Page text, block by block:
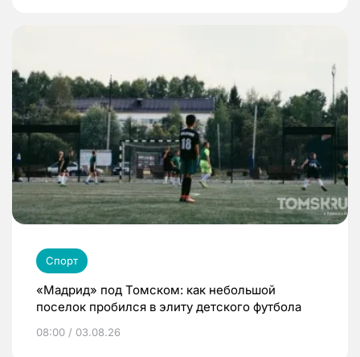
Спорт
«Мадрид» под Томском: как небольшой
поселок пробился в элиту детского футбола
08:00 / 03.08.26